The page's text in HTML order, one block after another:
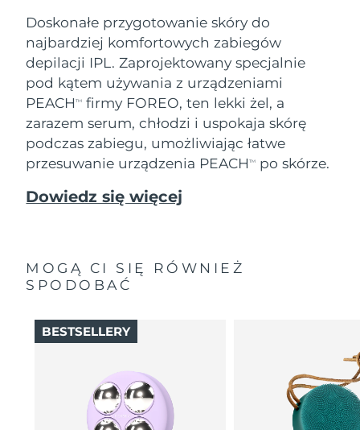
Doskonałe przygotowanie skóry do
najbardziej komfortowych zabiegów
depilacji IPL. Zaprojektowany specjalnie
pod kątem używania z urządzeniami
PEACHTM
firmy FOREO, ten lekki żel, a
zarazem serum, chłodzi i uspokaja skórę
podczas zabiegu, umożliwiając łatwe
przesuwanie urządzenia PEACHTM po skórze.
Dowiedz się więcej
MOGĄ CI SIĘ RÓWNIEŻ
SPODOBAĆ
BESTSELLERY